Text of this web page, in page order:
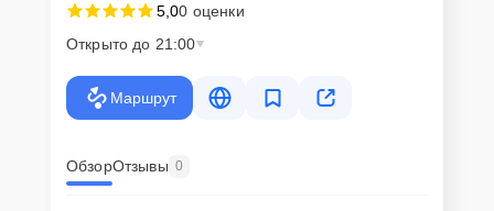
5,00 оценки
Открыто до 21:00
Маршрут
ОбзорОтзывы 0